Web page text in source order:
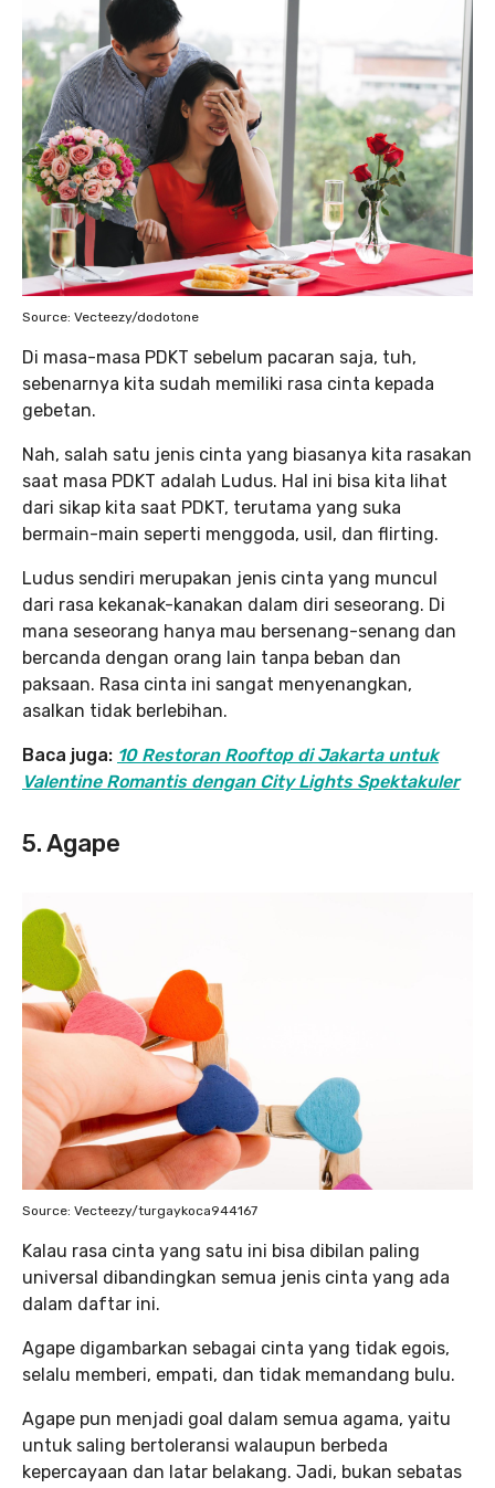
Source: Vecteezy/dodotone
Di masa-masa PDKT sebelum pacaran saja, tuh,
sebenarnya kita sudah memiliki rasa cinta kepada
gebetan.
Nah, salah satu jenis cinta yang biasanya kita rasakan
saat masa PDKT adalah Ludus. Hal ini bisa kita lihat
dari sikap kita saat PDKT, terutama yang suka
bermain-main seperti menggoda, usil, dan flirting.
Ludus sendiri merupakan jenis cinta yang muncul
dari rasa kekanak-kanakan dalam diri seseorang. Di
mana seseorang hanya mau bersenang-senang dan
bercanda dengan orang lain tanpa beban dan
paksaan. Rasa cinta ini sangat menyenangkan,
asalkan tidak berlebihan.
Baca juga: 10 Restoran Rooftop di Jakarta untuk
Valentine Romantis dengan City Lights Spektakuler
5. Agape
Source: Vecteezy/turgaykoca944167
Kalau rasa cinta yang satu ini bisa dibilan paling
universal dibandingkan semua jenis cinta yang ada
dalam daftar ini.
Agape digambarkan sebagai cinta yang tidak egois,
selalu memberi, empati, dan tidak memandang bulu.
Agape pun menjadi goal dalam semua agama, yaitu
untuk saling bertoleransi walaupun berbeda
kepercayaan dan latar belakang. Jadi, bukan sebatas